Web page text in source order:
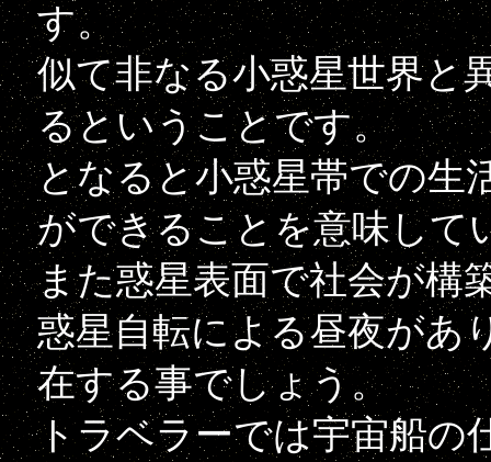
す。
似て非なる小惑星世界と
るということです。
となると小惑星帯での生
ができることを意味して
また惑星表面で社会が構
惑星自転による昼夜があ
在する事でしょう。
トラベラーでは宇宙船の